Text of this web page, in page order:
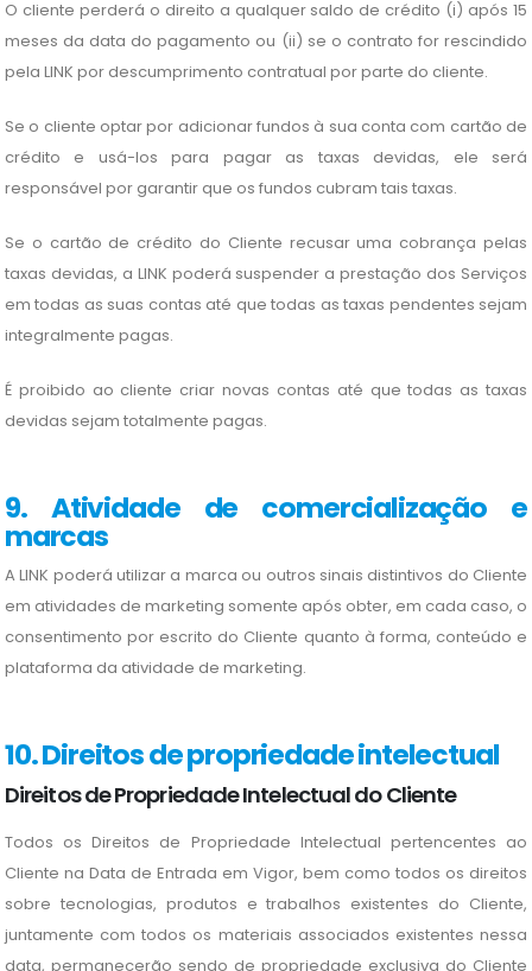
O cliente perderá o direito a qualquer saldo de crédito (i) após 15
meses da data do pagamento ou (ii) se o contrato for rescindido
pela LINK por descumprimento contratual por parte do cliente.
Se o cliente optar por adicionar fundos à sua conta com cartão de
crédito e usá-los para pagar as taxas devidas, ele será
responsável por garantir que os fundos cubram tais taxas.
Se o cartão de crédito do Cliente recusar uma cobrança pelas
taxas devidas, a LINK poderá suspender a prestação dos Serviços
em todas as suas contas até que todas as taxas pendentes sejam
integralmente pagas.
É proibido ao cliente criar novas contas até que todas as taxas
devidas sejam totalmente pagas.
9. Atividade de comercialização e
marcas
A LINK poderá utilizar a marca ou outros sinais distintivos do Cliente
em atividades de marketing somente após obter, em cada caso, o
consentimento por escrito do Cliente quanto à forma, conteúdo e
plataforma da atividade de marketing.
10. Direitos de propriedade intelectual
Direitos de Propriedade Intelectual do Cliente
Todos os Direitos de Propriedade Intelectual pertencentes ao
Cliente na Data de Entrada em Vigor, bem como todos os direitos
sobre tecnologias, produtos e trabalhos existentes do Cliente,
juntamente com todos os materiais associados existentes nessa
data, permanecerão sendo de propriedade exclusiva do Cliente